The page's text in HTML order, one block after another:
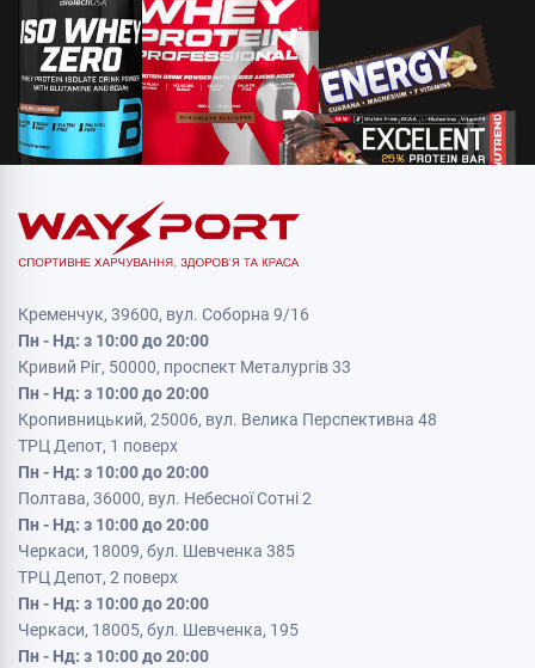
Кременчук, 39600, вул. Соборна 9/16
Пн - Нд: з 10:00 до 20:00
Кривий Ріг, 50000, проспект Металургів 33
Пн - Нд: з 10:00 до 20:00
Кропивницький, 25006, вул. Велика Перспективна 48
ТРЦ Депот, 1 поверх
Пн - Нд: з 10:00 до 20:00
Полтава, 36000, вул. Небесної Сотні 2
Пн - Нд: з 10:00 до 20:00
Черкаси, 18009, бул. Шевченка 385
ТРЦ Депот, 2 поверх
Пн - Нд: з 10:00 до 20:00
Черкаси, 18005, бул. Шевченка, 195
Пн - Нд: з 10:00 до 20:00